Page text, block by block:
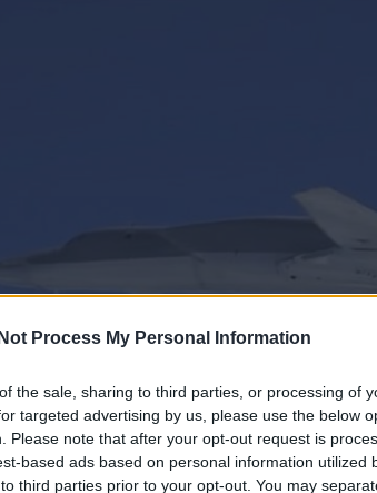
Process My Personal Information
the sale, sharing to third parties, or processing of
targeted advertising by us, please use the below
Please note that after your opt-out request is
based ads based on personal information utilized
third parties prior to your opt-out. You may